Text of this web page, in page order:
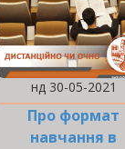
нд 30-05-2021
Про формат
навчання в